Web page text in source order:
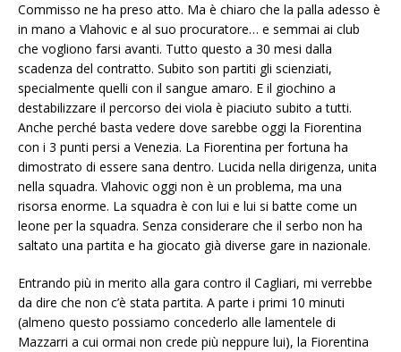
Commisso ne ha preso atto. Ma è chiaro che la palla adesso è
in mano a Vlahovic e al suo procuratore… e semmai ai club
che vogliono farsi avanti. Tutto questo a 30 mesi dalla
scadenza del contratto. Subito son partiti gli scienziati,
specialmente quelli con il sangue amaro. E il giochino a
destabilizzare il percorso dei viola è piaciuto subito a tutti.
Anche perché basta vedere dove sarebbe oggi la Fiorentina
con i 3 punti persi a Venezia. La Fiorentina per fortuna ha
dimostrato di essere sana dentro. Lucida nella dirigenza, unita
nella squadra. Vlahovic oggi non è un problema, ma una
risorsa enorme. La squadra è con lui e lui si batte come un
leone per la squadra. Senza considerare che il serbo non ha
saltato una partita e ha giocato già diverse gare in nazionale.
Entrando più in merito alla gara contro il Cagliari, mi verrebbe
da dire che non c’è stata partita. A parte i primi 10 minuti
(almeno questo possiamo concederlo alle lamentele di
Mazzarri a cui ormai non crede più neppure lui), la Fiorentina